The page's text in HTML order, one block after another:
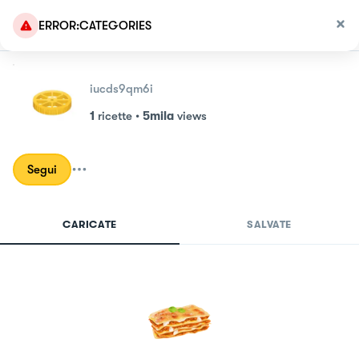
ERROR:CATEGORIES
iucds9qm6i
1 ricette • 5mila views
Segui
CARICATE SALVATE